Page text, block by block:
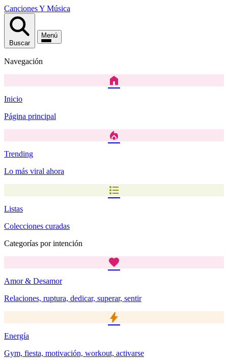
CancionesY Música
Buscar
Menú
Navegación
home
Inicio
Página principal
local_fire_department
Trending
Lo más viral ahora
format_list_bulleted
Listas
Colecciones curadas
Categorías por intención
favorite
Amor & Desamor
Relaciones, ruptura, dedicar, superar, sentir
bolt
Energía
Gym, fiesta, motivación, workout, activarse